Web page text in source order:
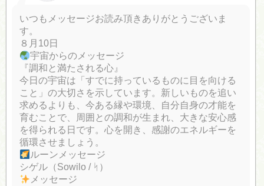
いつもメッセージお読み頂きありがとうございま
す。
８月10日
宇宙からのメッセージ
『調和と満たされる心』
今日の宇宙は「すでに持っているものに目を向ける
こと」の大切さを示しています。新しいものを追い
求めるよりも、今ある縁や環境、自分自身の才能を
育むことで、周囲との調和が生まれ、大きな安心感
を得られる日です。心を開き、感謝のエネルギーを
循環させましょう。
ルーンメッセージ
シゲル（Sowilo / ᛋ）
メッセージ